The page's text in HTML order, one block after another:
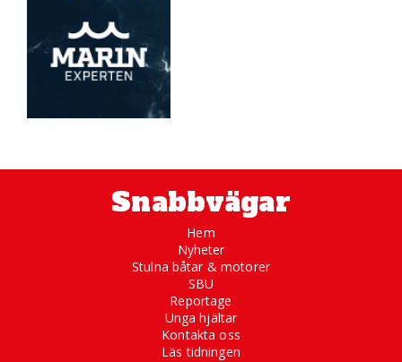
Snabbvägar
Hem
Nyheter
Stulna båtar & motorer
SBU
Reportage
Unga hjältar
Kontakta oss
Läs tidningen